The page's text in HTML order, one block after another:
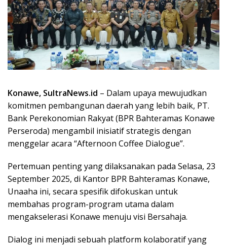
Konawe, SultraNews.id – Dalam upaya mewujudkan
komitmen pembangunan daerah yang lebih baik, PT.
Bank Perekonomian Rakyat (BPR Bahteramas Konawe
Perseroda) mengambil inisiatif strategis dengan
menggelar acara “Afternoon Coffee Dialogue”.
Pertemuan penting yang dilaksanakan pada Selasa, 23
September 2025, di Kantor BPR Bahteramas Konawe,
Unaaha ini, secara spesifik difokuskan untuk
membahas program-program utama dalam
mengakselerasi Konawe menuju visi Bersahaja.
Dialog ini menjadi sebuah platform kolaboratif yang